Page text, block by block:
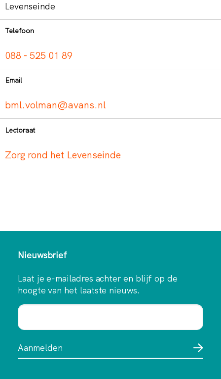
Levenseinde
Telefoon
088 - 525 01 89
Email
bml.volman@avans.nl
Lectoraat
Zorg rond het Levenseinde
Nieuwsbrief
Laat je e-mailadres achter en blijf op de
hoogte van het laatste nieuws.